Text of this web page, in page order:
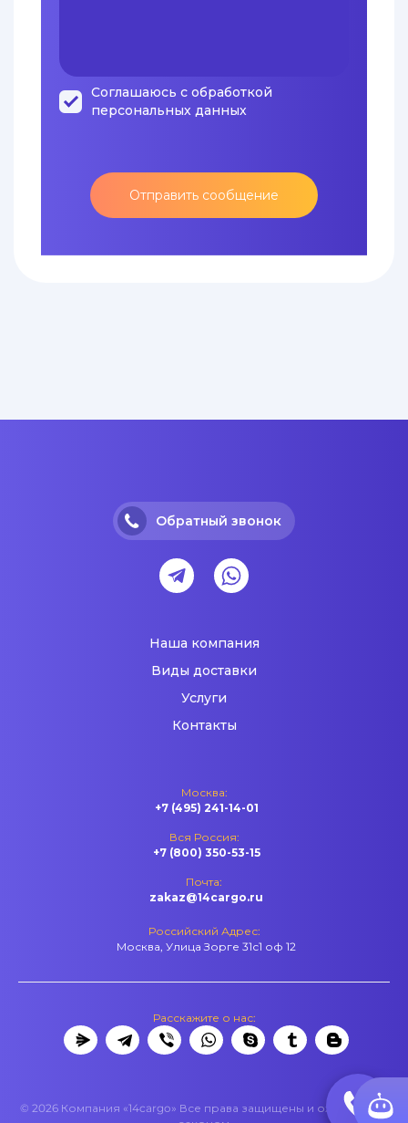
Соглашаюсь с обработкой
персональных данных
Отправить сообщение
Обратный звонок
Наша компания
Виды доставки
Услуги
Контакты
Москва:
+7 (495) 241-14-01
Вся Россия:
+7 (800) 350-53-15
Почта:
zakaz@14cargo.ru
Российский Адрес:
Москва, Улица Зорге 31с1 оф 12
Расскажите о нас:
© 2026 Компания «14cargo» Все права защищены и охраняются